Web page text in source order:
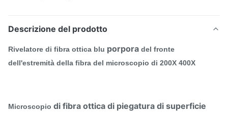
Descrizione del prodotto
Rivelatore di fibra ottica blu porpora del fronte
dell'estremità della fibra del microscopio di 200X 400X
Microscopio di fibra ottica di piegatura di superficie